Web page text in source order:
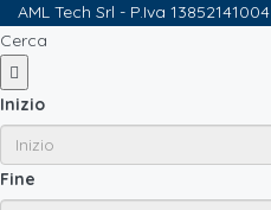
AML Tech Srl - P.Iva 13852141004
Cerca
Inizio
Fine